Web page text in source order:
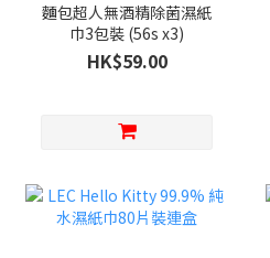
麵包超人無酒精除菌濕紙
巾3包裝 (56s x3)
HK$59.00